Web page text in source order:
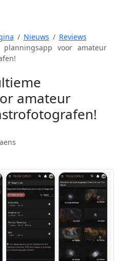
Nieuws
Reviews
voor amateur
amateur